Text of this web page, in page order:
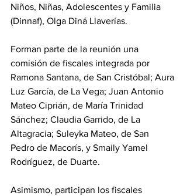
Niños, Niñas, Adolescentes y Familia
(Dinnaf), Olga Diná Llaverías.
Forman parte de la reunión una
comisión de fiscales integrada por
Ramona Santana, de San Cristóbal; Aura
Luz García, de La Vega; Juan Antonio
Mateo Ciprián, de María Trinidad
Sánchez; Claudia Garrido, de La
Altagracia; Suleyka Mateo, de San
Pedro de Macorís, y Smaily Yamel
Rodríguez, de Duarte.
Asimismo, participan los fiscales